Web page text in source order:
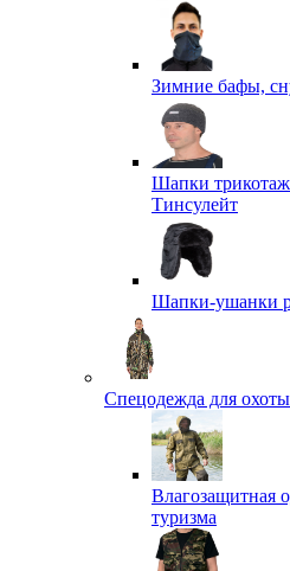
Зимние бафы,
Шапки
Тинсулейт
Шапки-ушанки
Спецодежда для
Влагозащитная
туризма